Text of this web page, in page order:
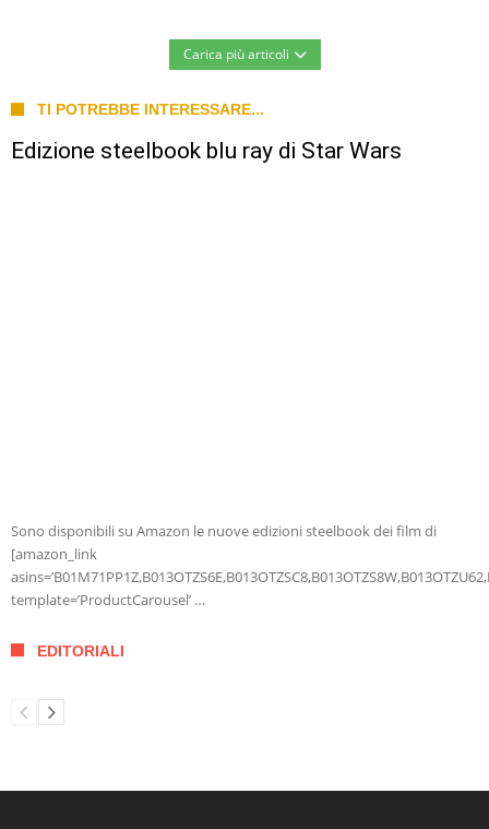
Carica più articoli
TI POTREBBE INTERESSARE...
Edizione steelbook blu ray di Star Wars
Sono disponibili su Amazon le nuove edizioni steelbook dei film di
[amazon_link
template=’ProductCarousel’ …
EDITORIALI